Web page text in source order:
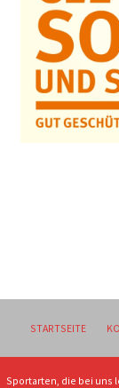
STARTSEITE
Sportarten, die bei uns